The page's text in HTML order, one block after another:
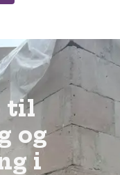
til
og
i